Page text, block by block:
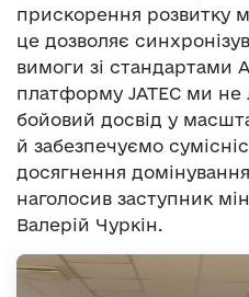
прискорення розвитку
це дозволяє
вимоги зі стандартами
платформу JATEC ми не
бойовий досвід у
й забезпечуємо
досягнення
наголосив заступник
Валерій Чуркін.